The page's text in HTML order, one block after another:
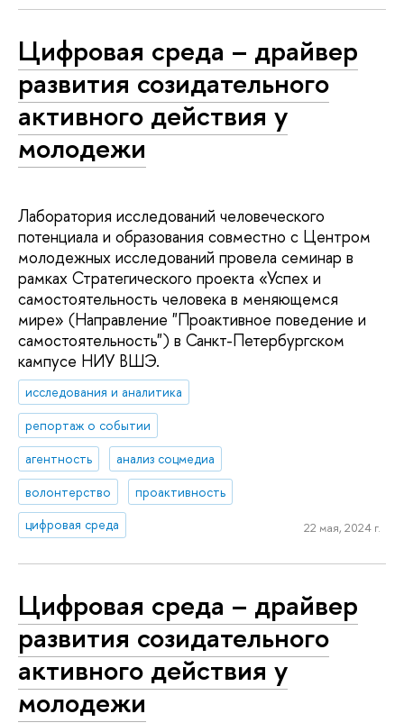
Цифровая среда – драйвер
развития созидательного
активного действия у
молодежи
Лаборатория исследований человеческого
потенциала и образования совместно с Центром
молодежных исследований провела семинар в
рамках Стратегического проекта «Успех и
самостоятельность человека в меняющемся
мире» (Направление "Проактивное поведение и
самостоятельность") в Санкт-Петербургском
кампусе НИУ ВШЭ.
исследования и аналитика
репортаж о событии
агентность
анализ соцмедиа
волонтерство
проактивность
цифровая среда
22 мая, 2024 г.
Цифровая среда – драйвер
развития созидательного
активного действия у
молодежи